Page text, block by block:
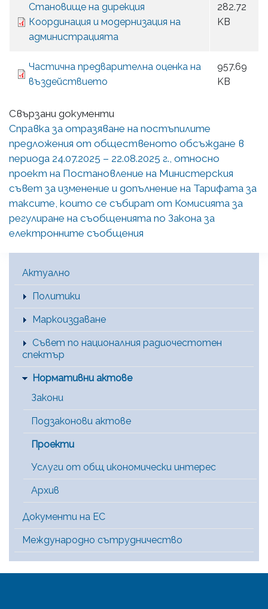
Становище на дирекция
Координация и модернизация на
администрацията
282.72
KB
Частична предварителна оценка на
въздействието
957.69
KB
Свързани документи
Справка за отразяване на постъпилите
предложения от общественото обсъждане в
периода 24.07.2025 – 22.08.2025 г., относно
проект на Постановление на Министерския
съвет за изменение и допълнение на Тарифата за
таксите, които се събират от Комисията за
регулиране на съобщенията по Закона за
електронните съобщения
Main Menu [BG]
Актуално
Политики
Маркоиздаване
Съвет по националния радиочестотен
спектър
Нормативни актове
Закони
Подзаконови актове
Проекти
Услуги от общ икономически интерес
Архив
Документи на ЕС
Международно сътрудничество